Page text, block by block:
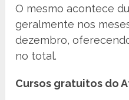
O mesmo acontece
geralmente nos
dezembro,
no total.
Cursos gratuitos do